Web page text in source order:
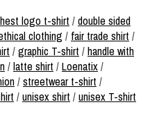
logo t-shirt /double sided
clothing / fair trade shirt /
/graphic T-shirt /handle with
/latte shirt /Loenatix/
/streetwear t-shirt /
/unisex shirt /unisex T-shirt